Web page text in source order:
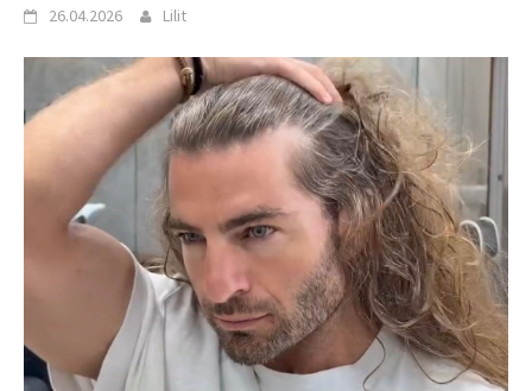
26.04.2026 Lilit